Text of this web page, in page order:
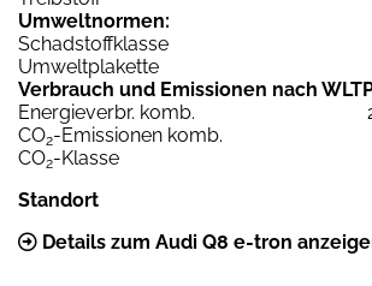
Umweltnormen:
Schadstoffklasse
Umweltplakette
Verbrauch und Emissionen nach
Energieverbr. komb.
CO2-Emissionen komb.
CO2-Klasse
Standort
Details zum Audi Q8 e-tron